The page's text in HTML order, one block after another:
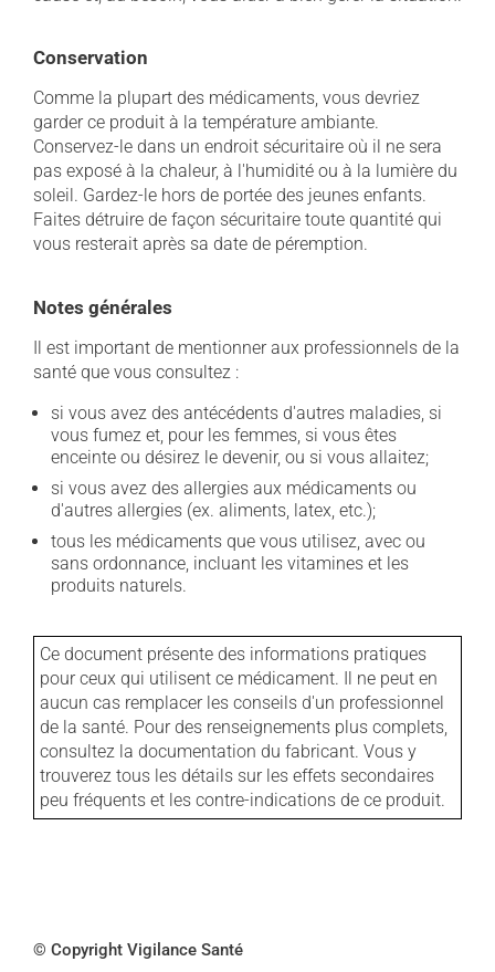
Conservation
Comme la plupart des médicaments, vous devriez
garder ce produit à la température ambiante.
Conservez-le dans un endroit sécuritaire où il ne sera
pas exposé à la chaleur, à l'humidité ou à la lumière du
soleil. Gardez-le hors de portée des jeunes enfants.
Faites détruire de façon sécuritaire toute quantité qui
vous resterait après sa date de péremption.
Notes générales
Il est important de mentionner aux professionnels de la
santé que vous consultez :
si vous avez des antécédents d'autres maladies, si
vous fumez et, pour les femmes, si vous êtes
enceinte ou désirez le devenir, ou si vous allaitez;
si vous avez des allergies aux médicaments ou
d'autres allergies (ex. aliments, latex, etc.);
tous les médicaments que vous utilisez, avec ou
sans ordonnance, incluant les vitamines et les
produits naturels.
Ce document présente des informations pratiques
pour ceux qui utilisent ce médicament. Il ne peut en
aucun cas remplacer les conseils d'un professionnel
de la santé. Pour des renseignements plus complets,
consultez la documentation du fabricant. Vous y
trouverez tous les détails sur les effets secondaires
peu fréquents et les contre-indications de ce produit.
© Copyright Vigilance Santé